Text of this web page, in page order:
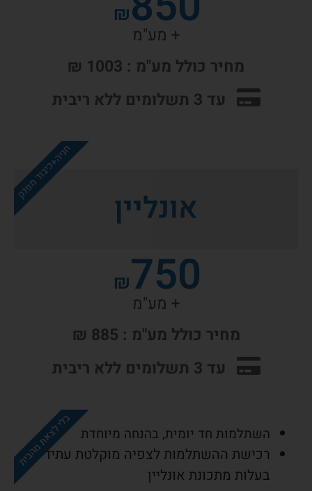
₪
+ מע"מ
מחיר כולל מע"מ : 1003 ₪
עד 3 תשלומים ללא ריבית
חניה+כיבוד מפנק
אונליין
₪750
+ מע"מ
מחיר כולל מע"מ : 885 ₪
עד 3 תשלומים ללא ריבית
בלי לצאת מהבית השתלמות חד יומית, בהנחה מיוחדת
רכישת ההשתלמות לצפיה מוקלטת עתידית –
בעלות מתכונת אונליין